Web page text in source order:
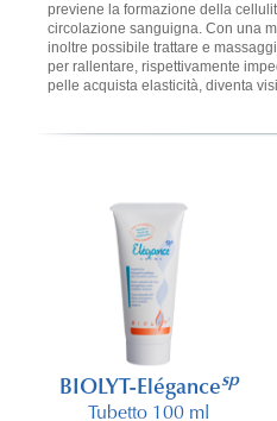
previene la formazione della
circolazione sanguigna. Con una
inoltre possibile trattare e
per rallentare, rispettivamente
pelle acquista elasticità, diventa
BIOLYT-Elégancesp
Tubetto 100 ml